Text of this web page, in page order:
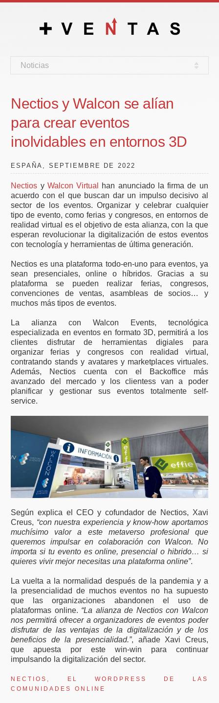
Noticias
Nectios y Walcon se alían
para crear eventos
inolvidables en entornos 3D
ESPAÑA, SEPTIEMBRE DE 2022
Nectios y Walcon Virtual
han anunciado la firma de un
acuerdo con el que buscan dar un impulso decisivo al
sector de los eventos. Organizar y celebrar cualquier
tipo de evento, como ferias y congresos, en entornos de
realidad virtual es el objetivo de esta alianza, con la que
esperan revolucionar la digitalización de estos eventos
con tecnología y herramientas de última generación.
Nectios es una plataforma todo-en-uno para eventos, ya
sean presenciales, online o híbridos. Gracias a su
plataforma se pueden realizar ferias, congresos,
convenciones de ventas, asambleas de socios… y
muchos más tipos de eventos.
La alianza con Walcon Events, tecnológica
especializada en eventos en formato 3D, permitirá a los
clientes disfrutar de herramientas digiales para
organizar ferias y congresos con realidad virtual,
contratando stands y avatares y marketplaces virtuales.
Además, Nectios cuenta con el Backoffice más
avanzado del mercado y los clientess van a poder
planificar y gestionar sus eventos totalmente self-
service.
Según explica el CEO y cofundador de Nectios, Xavi
Creus, “con nuestra experiencia y know-how aportamos
muchísimo valor a este metaverso profesional que
queremos impulsar en colaboración con Walcon. No
importa si tu evento es online, presencial o hibrido… si
quieres vivir mejor necesitas una plataforma online”.
La vuelta a la normalidad después de la pandemia y a
la presencialidad de muchos eventos no ha supuesto
que las organizaciones abandonen el uso de
plataformas online. “La alianza de Nectios con Walcon
nos permitirá ofrecer a organizadores de eventos poder
disfrutar de las ventajas de la digitalización y de los
beneficios de la presencialidad.”, añade Xavi Creus,
que apuesta por este win-win para continuar
impulsando la digitalización del sector.
NECTIOS, EL WORDPRESS DE LAS
COMUNIDADES ONLINE